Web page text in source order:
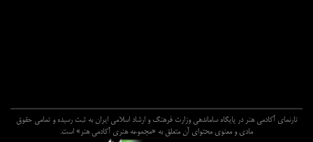
تارنماي آکادمي هنر در پايگاه ساماندهي وزارت فرهنگ و ارشاد اسلامي ايران به ثبت رسيده و تمامي حقوق
مادي و معنوي محتواي آن متعلق به «مجموعه هنري آکادمي هنر» است.